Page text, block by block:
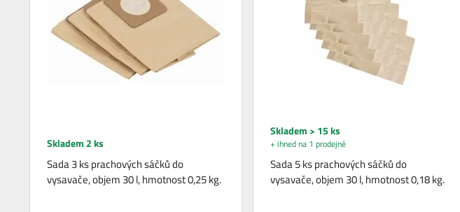
Skladem 2 ks
Sada 3 ks prachových sáčků do
vysavače, objem 30 l, hmotnost 0,25 kg.
Skladem > 15 ks
+ ihned na 1 prodejně
Sada 5 ks prachových sáčků do
vysavače, objem 30 l, hmotnost 0,18 kg.